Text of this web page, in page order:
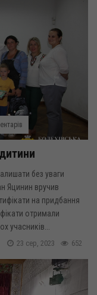
без уваги
Яцинин вручив
на придбання
отримали
учасників...
652
23 сер, 2023